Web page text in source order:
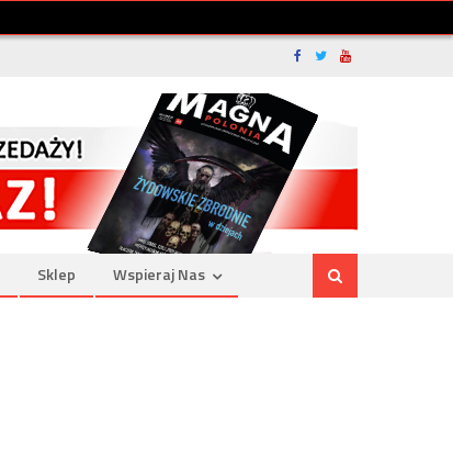
Sklep Wspieraj Nas